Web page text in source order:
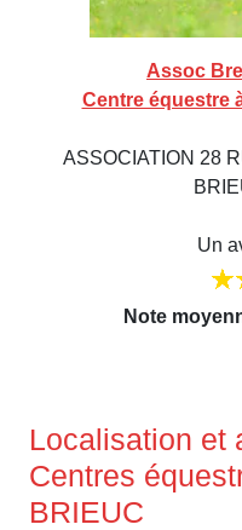
Assoc
Centre équestre
ASSOCIATION 28
Un
Note
Localisation et
Centres
BRIEUC